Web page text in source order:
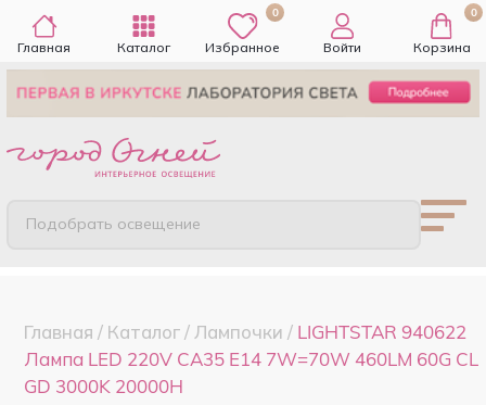
Главная Каталог
0
Избранное Войти
0
Корзина
Подобрать освещение
Главная / Каталог/ Лампочки / LIGHTSTAR 940622
Лампа LED 220V CA35 E14 7W=70W 460LM 60G CL
GD 3000K 20000H